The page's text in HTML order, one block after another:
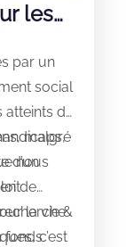
les
par un
social
atteints de
nous
malgré
d’un
de
c’est
la vie &
fonds